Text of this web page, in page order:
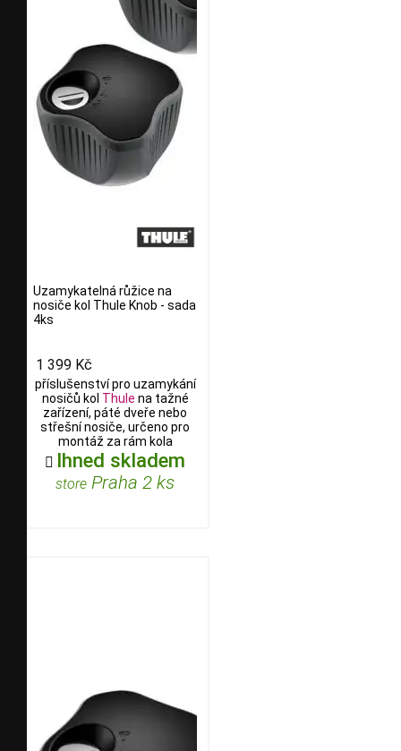
Uzamykatelná růžice na
nosiče kol Thule Knob - sada
4ks
1 399 Kč
příslušenství pro uzamykání
nosičů kol Thule na tažné
zařízení, páté dveře nebo
střešní nosiče, určeno pro
montáž za rám kola
 Ihned skladem
store Praha 2 ks